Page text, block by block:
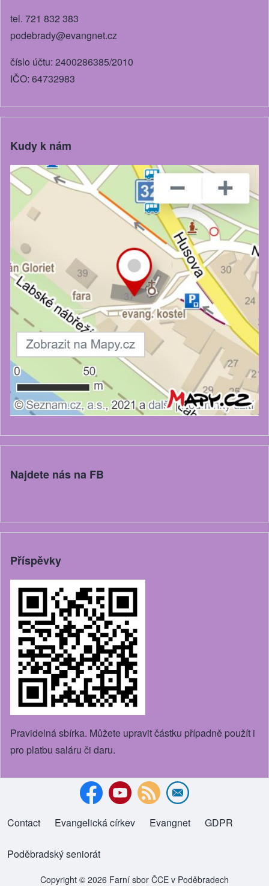
tel. 721 832 383
podebrady@evangnet.cz
číslo účtu: 2400286385/2010
IČO: 64732983
Kudy k nám
Najdete nás na FB
Příspěvky
Pravidelná sbírka. Můžete upravit částku případně použít i
pro platbu saláru či daru.
Footer menu
Contact Evangelická církev
(opens in new tab) Evangnet
(opens in new tab)
GDPR
Poděbradský seniorát
(opens in new tab)
Copyright © 2026 Farní sbor ČCE v Poděbradech